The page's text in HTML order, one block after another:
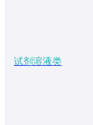
试剂溶液类